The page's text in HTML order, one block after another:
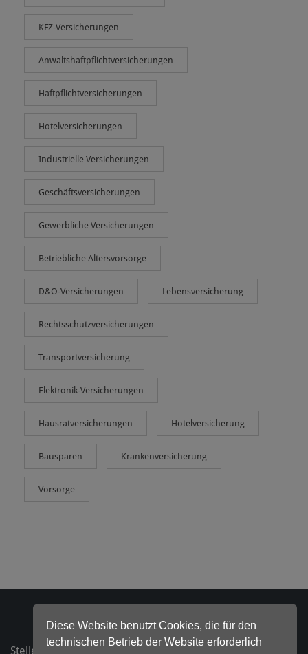
Diese Website benutzt Cookies, die für den
technischen Betrieb der Website erforderlich
KFZ-Versicherungen
Anwaltshaftpflichtversicherungen
Haftpflichtversicherungen
Hotelversicherungen
Industrielle Versicherungen
Geschäftsversicherungen
Gewerbliche Versicherungen
Betriebliche Altersvorsorge
D&O-Versicherungen Lebensversicherung
Rechtsschutzversicherungen
Transportversicherung
Elektronik-Versicherungen
Hausratversicherungen Hotelversicherung
Bausparen Krankenversicherung
Vorsorge
Stellenanzeigen